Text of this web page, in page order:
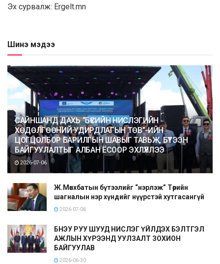
Эх сурвалж: Ergelt.mn
Шинэ мэдээ
САЙНШАНД ДАХЬ “БҮСИЙН НИСЛЭГИЙН
ХӨДӨЛГӨӨНИЙ УДИРДЛАГЫН ТӨВ”-ИЙН
ЦОГЦОЛБОР БАРИЛГЫН ШАВЫГ ТАВЬЖ, БҮТЭЭН
БАЙГУУЛАЛТЫГ АЛБАН ЁСООР ЭХЛҮҮЛЛЭЭ
2026-07-06
Ж.Мөнхбатын бүтээлийг “нэрлэж” Төрийн
шагналын нэр хүндийг нүүрстэй хутгасангүй
2026-07-06
БНЭУ РУУ ШУУД НИСЛЭГ ҮЙЛДЭХ БЭЛТГЭЛ
АЖЛЫН ХҮРЭЭНД УУЛЗАЛТ ЗОХИОН
БАЙГУУЛАВ
2026-06-30